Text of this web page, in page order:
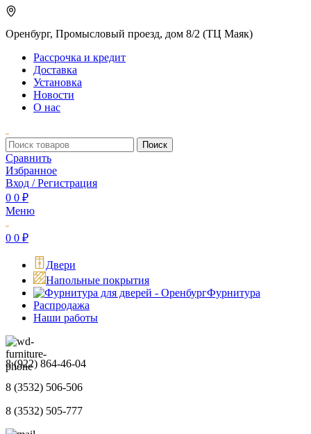
Оренбург, Промысловый проезд, дом 8/2 (ТЦ Маяк)
Рассрочка и кредит
Доставка
Установка
Новости
О нас
Поиск
Сравнить
Избранное
Вход / Регистрация
0 0 ₽
Меню
0 0 ₽
Двери
Напольные покрытия
Фурнитура
Распродажа
Наши работы
8 (922) 864-46-04
8 (3532) 506-506
8 (3532) 505-777